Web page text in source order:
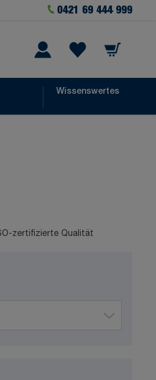
0421 69 444 999
Warenkorb
Wissenswertes
zertifizierte Qualität